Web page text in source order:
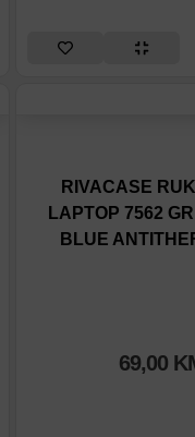
RIVACASE
LAPTOP 7562
BLUE
69,00